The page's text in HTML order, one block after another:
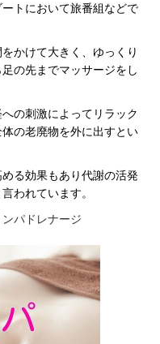
トにおいて旅番組などで
かけて大きく、ゆっくり
の先までマッサージをし
の刺激によってリラック
の老廃物を外に出すとい
る効果もあり代謝の活発
われています。
ンパドレナージ